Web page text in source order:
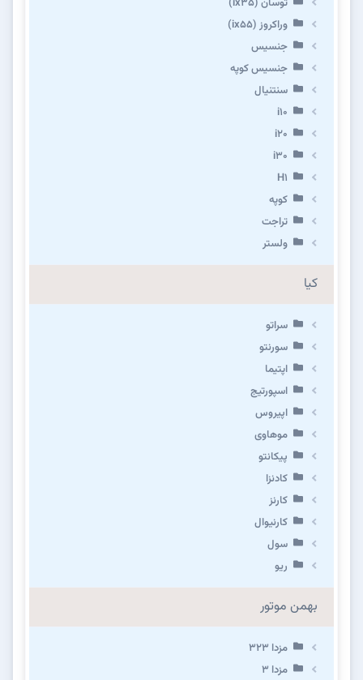
وراکروز (ix55)
جنسیس
جنسیس کوپه
سنتنیال
i10
i20
i30
H1
کوپه
تراجت
ولستر
کیا
سراتو
سورنتو
اپتیما
اسپورتیج
اپیروس
موهاوی
پیکانتو
کادنزا
کارنز
کارنیوال
سول
ریو
بهمن موتور
مزدا ۳۲۳
مزدا ۳